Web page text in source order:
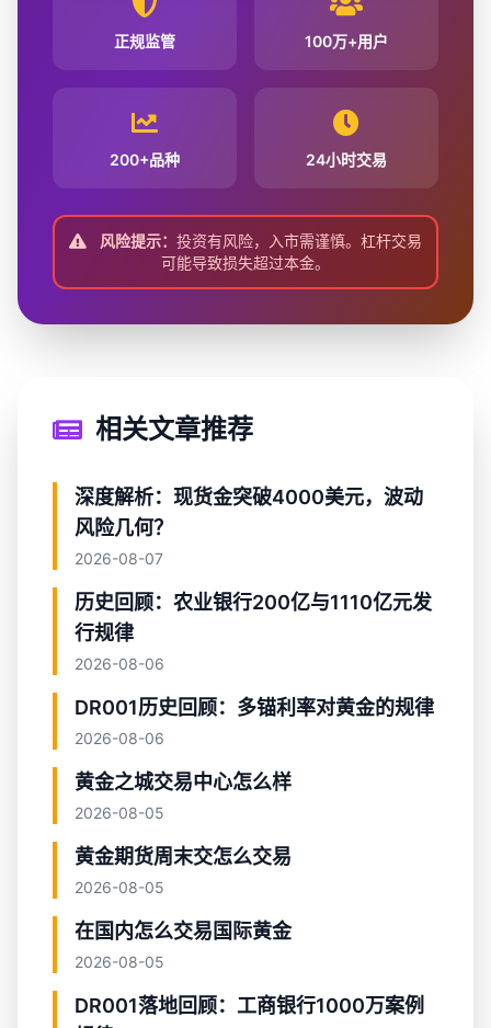
正规监管 100万+用户
200+品种 24小时交易
风险提示： 投资有风险，入市需谨慎。杠杆交易
可能导致损失超过本金。
相关文章推荐
深度解析：现货金突破4000美元，波动
风险几何？
2026-08-07
历史回顾：农业银行200亿与1110亿元发
行规律
2026-08-06
DR001历史回顾：多锚利率对黄金的规律
2026-08-06
黄金之城交易中心怎么样
2026-08-05
黄金期货周末交怎么交易
2026-08-05
在国内怎么交易国际黄金
2026-08-05
DR001落地回顾：工商银行1000万案例